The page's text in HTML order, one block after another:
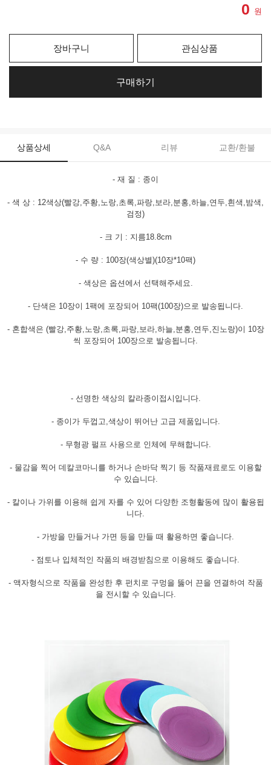
0 원
장바구니 관심상품
구매하기
상품상세 Q&A 리뷰 교환/환불
- 재 질 : 종이
- 색 상 : 12색상(빨강,주황,노랑,초록,파랑,보라,분홍,하늘,연두,흰색,밤색,
검정)
- 크 기 : 지름18.8cm
- 수 량 : 100장(색상별)(10장*10팩)
- 색상은 옵션에서 선택해주세요.
- 단색은 10장이 1팩에 포장되어 10팩(100장)으로 발송됩니다.
- 혼합색은 (빨강,주황,노랑,초록,파랑,보라,하늘,분홍,연두,진노랑)이 10장
씩 포장되어 100장으로 발송됩니다.
- 선명한 색상의 칼라종이접시입니다.
- 종이가 두껍고,색상이 뛰어난 고급 제품입니다.
- 무형광 펄프 사용으로 인체에 무해합니다.
- 물감을 찍어 데칼코마니를 하거나 손바닥 찍기 등 작품재료로도 이용할
수 있습니다.
- 칼이나 가위를 이용해 쉽게 자를 수 있어 다양한 조형활동에 많이 활용됩
니다.
- 가방을 만들거나 가면 등을 만들 때 활용하면 좋습니다.
- 점토나 입체적인 작품의 배경받침으로 이용해도 좋습니다.
- 액자형식으로 작품을 완성한 후 펀치로 구멍을 뚫어 끈을 연결하여 작품
을 전시할 수 있습니다.